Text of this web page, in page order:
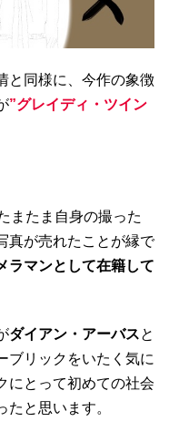
と同様に、今作の象徴
”グレイディ・ツイン
またま自身の撮った
真が売れたことが縁で
ラマンとして在籍して
ダイアン・アーバスと
ブリックをいたく気に
にとって初めての社会
と思います。